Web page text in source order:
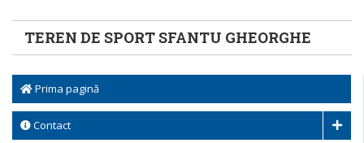
TEREN DE SPORT SFANTU GHEORGHE
Prima pagină
Contact